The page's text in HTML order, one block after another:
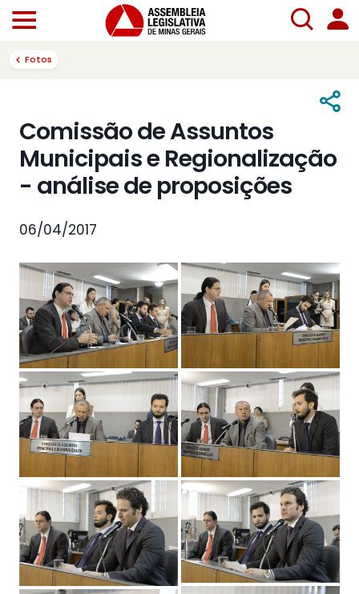
Fotos
Comissão de Assuntos
Municipais e Regionalização
- análise de proposições
06/04/2017